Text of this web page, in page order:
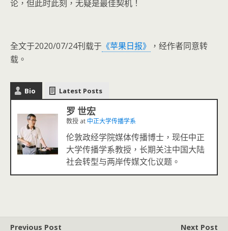
论，但此时此刻，无疑是最佳契机！
全文于2020/07/24刊载于 《苹果日报》
，经作者同意转
载。
Bio Latest Posts
罗 世宏
教授 at 中正大学传播学系
伦敦政经学院媒体传播博士，现任中正
大学传播学系教授，长期关注中国大陆
社会转型与两岸传媒文化议题。
Previous Post
Next Post